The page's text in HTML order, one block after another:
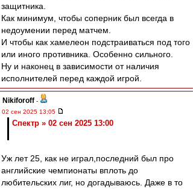
защитника.
Как минимум, чтобы соперник был всегда в
недоумении перед матчем.
И чтобы как хамелеон подстраиваться под того
или иного противника. Особенно сильного.
Ну и наконец в зависимости от наличия
исполнителей перед каждой игрой.
Nikiforoff -
02 сен 2025 13:05
Спектр » 02 сен 2025 13:00
Уж лет 25, как не играл,последний был про
английские чемпионаты вплоть до
любительских лиг, но догадываюсь. Даже в то